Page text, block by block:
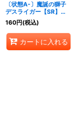
〔状態A-〕魔誕の獅子
デスライガー【SR】
{24RP4秘6/秘24}《自
然》
160円(税込)
カートに入れる